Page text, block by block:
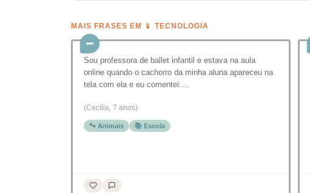
MAIS FRASES EM 📱 TECNOLOGIA
Sou professora de ballet infantil e estava na aula
online quando o cachorro da minha aluna apareceu na
tela com ela e eu comentei:…
(Cecília, 7 anos)
🐾 Animais 📚 Escola